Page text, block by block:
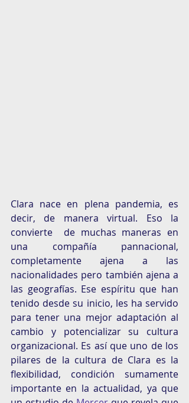
Clara nace en plena pandemia, es
decir, de manera virtual. Eso la
convierte  de muchas maneras en
una compañía pannacional,
completamente ajena a las
nacionalidades pero también ajena a
las geografías. Ese espíritu que han
tenido desde su inicio, les ha servido
para tener una mejor adaptación al
cambio y potencializar su cultura
organizacional. Es así que uno de los
pilares de la cultura de Clara es la
flexibilidad, condición sumamente
importante en la actualidad, ya que